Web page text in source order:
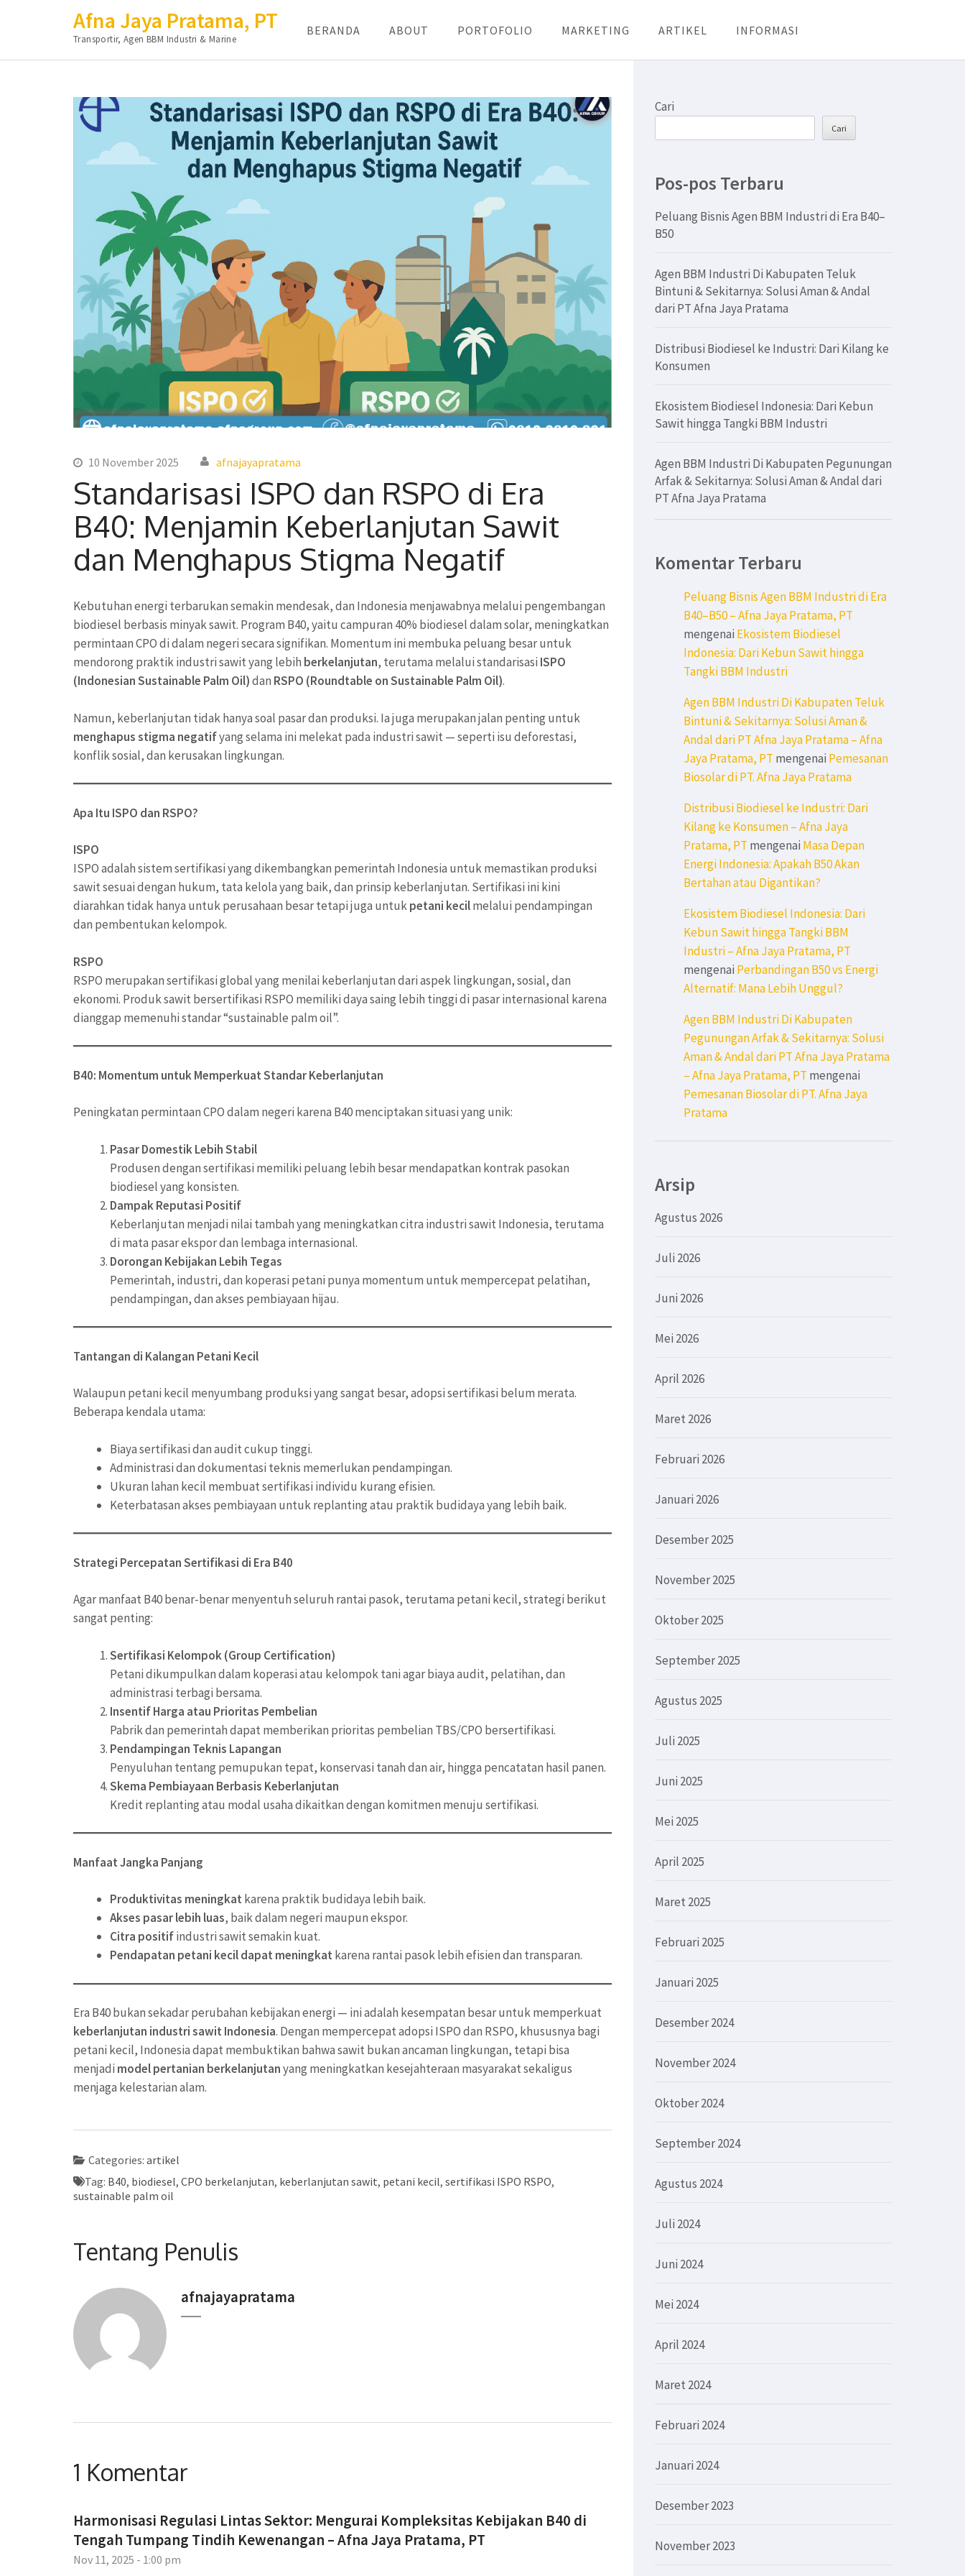
Afna Jaya Pratama, PT
Transportir, Agen BBM Industri & Marine
BERANDA ABOUT PORTOFOLIO MARKETING ARTIKEL INFORMASI
10 November 2025 afnajayapratama
Standarisasi ISPO dan RSPO di Era
B40: Menjamin Keberlanjutan Sawit
dan Menghapus Stigma Negatif
Kebutuhan energi terbarukan semakin mendesak, dan Indonesia menjawabnya melalui pengembangan
biodiesel berbasis minyak sawit. Program B40, yaitu campuran 40% biodiesel dalam solar, meningkatkan
permintaan CPO di dalam negeri secara signifikan. Momentum ini membuka peluang besar untuk
mendorong praktik industri sawit yang lebih berkelanjutan, terutama melalui standarisasi ISPO
(Indonesian Sustainable Palm Oil)dan RSPO (Roundtable on Sustainable Palm Oil).
Namun, keberlanjutan tidak hanya soal pasar dan produksi. Ia juga merupakan jalan penting untuk
menghapus stigma negatifyang selama ini melekat pada industri sawit — seperti isu deforestasi,
konflik sosial, dan kerusakan lingkungan.
Apa Itu ISPO dan RSPO?
ISPO
ISPO adalah sistem sertifikasi yang dikembangkan pemerintah Indonesia untuk memastikan produksi
sawit sesuai dengan hukum, tata kelola yang baik, dan prinsip keberlanjutan. Sertifikasi ini kini
diarahkan tidak hanya untuk perusahaan besar tetapi juga untukpetani kecilmelalui pendampingan
dan pembentukan kelompok.
RSPO
RSPO merupakan sertifikasi global yang menilai keberlanjutan dari aspek lingkungan, sosial, dan
ekonomi. Produk sawit bersertifikasi RSPO memiliki daya saing lebih tinggi di pasar internasional karena
dianggap memenuhi standar “sustainable palm oil”.
B40: Momentum untuk Memperkuat Standar Keberlanjutan
Peningkatan permintaan CPO dalam negeri karena B40 menciptakan situasi yang unik:
Pasar Domestik Lebih Stabil
Produsen dengan sertifikasi memiliki peluang lebih besar mendapatkan kontrak pasokan
biodiesel yang konsisten.
Dampak Reputasi Positif
Keberlanjutan menjadi nilai tambah yang meningkatkan citra industri sawit Indonesia, terutama
di mata pasar ekspor dan lembaga internasional.
Dorongan Kebijakan Lebih Tegas
Pemerintah, industri, dan koperasi petani punya momentum untuk mempercepat pelatihan,
pendampingan, dan akses pembiayaan hijau.
Tantangan di Kalangan Petani Kecil
Walaupun petani kecil menyumbang produksi yang sangat besar, adopsi sertifikasi belum merata.
Beberapa kendala utama:
Biaya sertifikasi dan audit cukup tinggi.
Administrasi dan dokumentasi teknis memerlukan pendampingan.
Ukuran lahan kecil membuat sertifikasi individu kurang efisien.
Keterbatasan akses pembiayaan untuk replanting atau praktik budidaya yang lebih baik.
Strategi Percepatan Sertifikasi di Era B40
Agar manfaat B40 benar-benar menyentuh seluruh rantai pasok, terutama petani kecil, strategi berikut
sangat penting:
Sertifikasi Kelompok (Group Certification)
Petani dikumpulkan dalam koperasi atau kelompok tani agar biaya audit, pelatihan, dan
administrasi terbagi bersama.
Insentif Harga atau Prioritas Pembelian
Pabrik dan pemerintah dapat memberikan prioritas pembelian TBS/CPO bersertifikasi.
Pendampingan Teknis Lapangan
Penyuluhan tentang pemupukan tepat, konservasi tanah dan air, hingga pencatatan hasil panen.
Skema Pembiayaan Berbasis Keberlanjutan
Kredit replanting atau modal usaha dikaitkan dengan komitmen menuju sertifikasi.
Manfaat Jangka Panjang
Produktivitas meningkat karena praktik budidaya lebih baik.
Akses pasar lebih luas, baik dalam negeri maupun ekspor.
Citra positifindustri sawit semakin kuat.
Pendapatan petani kecil dapat meningkat karena rantai pasok lebih efisien dan transparan.
Era B40 bukan sekadar perubahan kebijakan energi — ini adalah kesempatan besar untuk memperkuat
keberlanjutan industri sawit Indonesia. Dengan mempercepat adopsi ISPO dan RSPO, khususnya bagi
petani kecil, Indonesia dapat membuktikan bahwa sawit bukan ancaman lingkungan, tetapi bisa
menjadi model pertanian berkelanjutanyang meningkatkan kesejahteraan masyarakat sekaligus
menjaga kelestarian alam.
Categories: artikel
Tag: B40, biodiesel, CPO berkelanjutan, keberlanjutan sawit, petani kecil, sertifikasi ISPO RSPO,
sustainable palm oil
Tentang Penulis
afnajayapratama
1 Komentar
Harmonisasi Regulasi Lintas Sektor: Mengurai Kompleksitas Kebijakan B40 di
Tengah Tumpang Tindih Kewenangan – Afna Jaya Pratama, PT
Nov 11, 2025 - 1:00 pm
Cari
Cari
Pos-pos Terbaru
Peluang Bisnis Agen BBM Industri di Era B40–
B50
Agen BBM Industri Di Kabupaten Teluk
Bintuni & Sekitarnya: Solusi Aman & Andal
dari PT Afna Jaya Pratama
Distribusi Biodiesel ke Industri: Dari Kilang ke
Konsumen
Ekosistem Biodiesel Indonesia: Dari Kebun
Sawit hingga Tangki BBM Industri
Agen BBM Industri Di Kabupaten Pegunungan
Arfak & Sekitarnya: Solusi Aman & Andal dari
PT Afna Jaya Pratama
Komentar Terbaru
Peluang Bisnis Agen BBM Industri di Era
B40–B50 – Afna Jaya Pratama, PT
mengenai Ekosistem Biodiesel
Indonesia: Dari Kebun Sawit hingga
Tangki BBM Industri
Agen BBM Industri Di Kabupaten Teluk
Bintuni & Sekitarnya: Solusi Aman &
Andal dari PT Afna Jaya Pratama – Afna
Jaya Pratama, PT mengenai Pemesanan
Biosolar di PT. Afna Jaya Pratama
Distribusi Biodiesel ke Industri: Dari
Kilang ke Konsumen – Afna Jaya
Pratama, PT mengenai Masa Depan
Energi Indonesia: Apakah B50 Akan
Bertahan atau Digantikan?
Ekosistem Biodiesel Indonesia: Dari
Kebun Sawit hingga Tangki BBM
Industri – Afna Jaya Pratama, PT
mengenai Perbandingan B50 vs Energi
Alternatif: Mana Lebih Unggul?
Agen BBM Industri Di Kabupaten
Pegunungan Arfak & Sekitarnya: Solusi
Aman & Andal dari PT Afna Jaya Pratama
– Afna Jaya Pratama, PT mengenai
Pemesanan Biosolar di PT. Afna Jaya
Pratama
Arsip
Agustus 2026
Juli 2026
Juni 2026
Mei 2026
April 2026
Maret 2026
Februari 2026
Januari 2026
Desember 2025
November 2025
Oktober 2025
September 2025
Agustus 2025
Juli 2025
Juni 2025
Mei 2025
April 2025
Maret 2025
Februari 2025
Januari 2025
Desember 2024
November 2024
Oktober 2024
September 2024
Agustus 2024
Juli 2024
Juni 2024
Mei 2024
April 2024
Maret 2024
Februari 2024
Januari 2024
Desember 2023
November 2023